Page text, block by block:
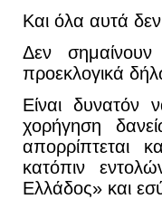
Και όλα αυτά
Δεν
προεκλογικά
Είναι δυνατόν
χορήγηση
απορρίπτεται
κατόπιν
Ελλάδος» και